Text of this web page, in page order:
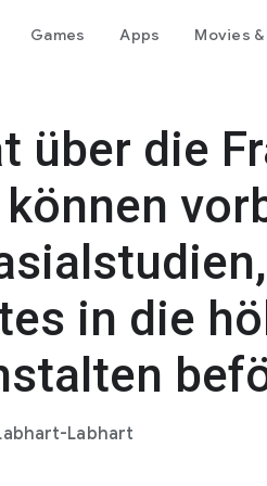
Games Apps Movies &
über die
in die
Labhart